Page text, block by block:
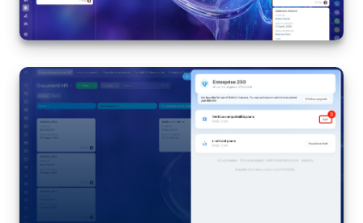
Dipendenti
Knowledge base
Firma elettronica
Firma elettronica per HR
Automazione